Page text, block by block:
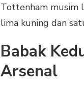
Tottenham musim
lima kuning dan
Babak
Arsenal